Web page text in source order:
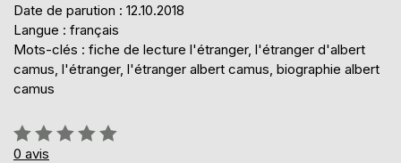
Date de parution : 12.10.2018
Langue : français
Mots-clés : fiche de lecture l'étranger, l'étranger d'albert
camus, l'étranger, l'étranger albert camus, biographie albert
camus
Évaluation:
0%
0 avis